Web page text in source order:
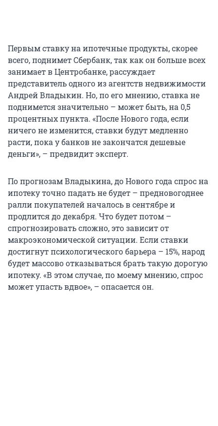
Первым ставку на ипотечные продукты, скорее
всего, поднимет Сбербанк, так как он больше всех
занимает в Центробанке, рассуждает
представитель одного из агентств недвижимости
Андрей Владыкин. Но, по его мнению, ставка не
поднимется значительно – может быть, на 0,5
процентных пункта. «После Нового года, если
ничего не изменится, ставки будут медленно
расти, пока у банков не закончатся дешевые
деньги», – предвидит эксперт.
По прогнозам Владыкина, до Нового года спрос на
ипотеку точно падать не будет – предновогоднее
ралли покупателей началось в сентябре и
продлится до декабря. Что будет потом –
спрогнозировать сложно, это зависит от
макроэкономической ситуации. Если ставки
достигнут психологического барьера – 15%, народ
будет массово отказываться брать такую дорогую
ипотеку. «В этом случае, по моему мнению, спрос
может упасть вдвое», – опасается он.